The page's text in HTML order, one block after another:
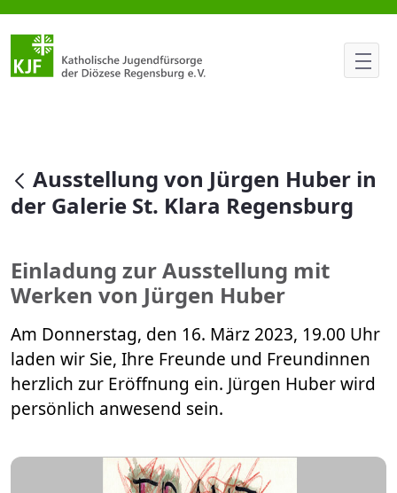
Ausstellung von Jürgen Huber
null
Ausstellung von Jürgen Huber in
der Galerie St. Klara Regensburg
Einladung zur Ausstellung mit
Werken von Jürgen Huber
Am Donnerstag, den 16. März 2023, 19.00 Uhr
laden wir Sie, Ihre Freunde und Freundinnen
herzlich zur Eröffnung ein. Jürgen Huber wird
persönlich anwesend sein.